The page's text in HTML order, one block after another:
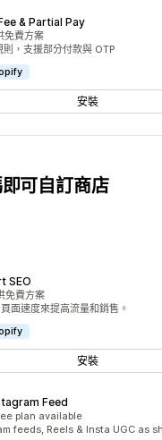
& Partial Pay
免費方案
，支援部分付款與 OTP
安裝
可自訂商店
SEO
免費方案
面速度來提高流量和銷售。
安裝
Feed
plan available
feeds, Reels & Insta UGC as